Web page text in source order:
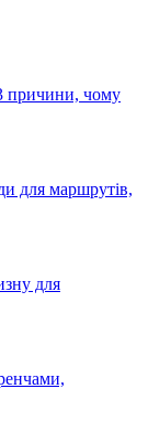
причини, чому
для маршрутів,
для